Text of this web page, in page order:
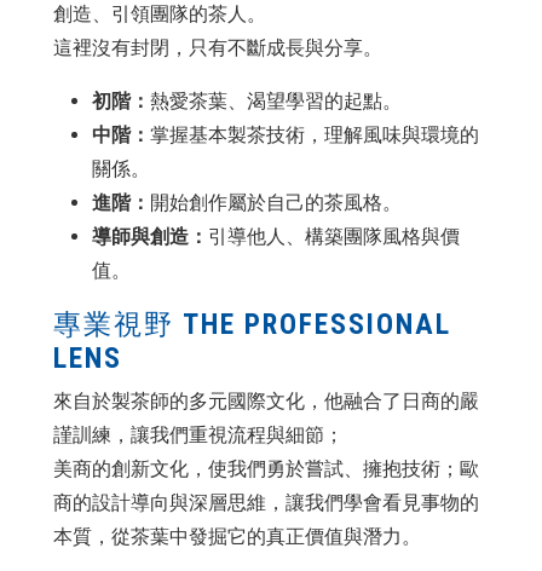
創造、引領團隊的茶人。
這裡沒有封閉，只有不斷成長與分享。
初階： 熱愛茶葉、渴望學習的起點。
中階： 掌握基本製茶技術，理解風味與環境的
關係。
進階： 開始創作屬於自己的茶風格。
導師與創造： 引導他人、構築團隊風格與價
值。
專業視野 THE PROFESSIONAL
LENS
來自於製茶師的多元國際文化，他融合了日商的嚴
謹訓練，讓我們重視流程與細節；
美商的創新文化，使我們勇於嘗試、擁抱技術；歐
商的設計導向與深層思維，讓我們學會看見事物的
本質，從茶葉中發掘它的真正價值與潛力。